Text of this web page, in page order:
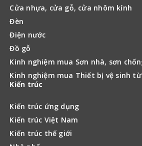
Cửa nhựa, cửa gỗ, cửa nhôm kính
Đèn
Điện nước
Đồ gỗ
Kinh nghiệm mua Sơn nhà, sơn
Kinh nghiệm mua Thiết bị vệ sinh từ
Kiến trúc
Kiến trúc ứng dụng
Kiến trúc Việt Nam
Kiến trúc thế giới